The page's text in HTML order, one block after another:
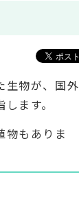
生物が、国外
ます。
物もありま